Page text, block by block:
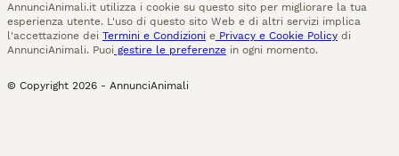
AnnunciAnimali.it utilizza i cookie su questo sito per migliorare la tua
esperienza utente. L'uso di questo sito Web e di altri servizi implica
l'accettazione dei Termini e Condizioni e Privacy e Cookie Policy di
AnnunciAnimali. Puoi gestire le preferenze in ogni momento.
© Copyright 2026 - AnnunciAnimali